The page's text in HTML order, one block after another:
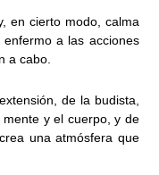
en cierto modo, calma
a las acciones
a cabo.
de la budista,
y el cuerpo, y de
una atmósfera que